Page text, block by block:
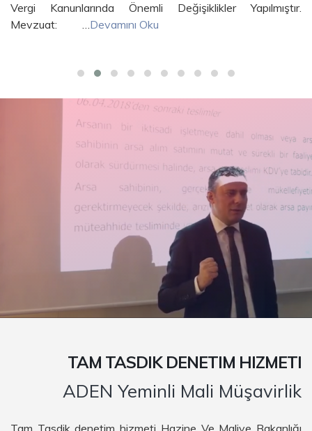
Vergi Kanunlarında Önemli Değişiklikler Yapılmıştır.
Mevzuat: …Devamını Oku
TAM TASDIK DENETIM HIZMETI
ADEN Yeminli Mali Müşavirlik
Tam Tasdik denetim hizmeti Hazine Ve Maliye Bakanlığı